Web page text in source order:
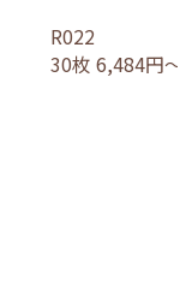
R022
30枚 6,484円～